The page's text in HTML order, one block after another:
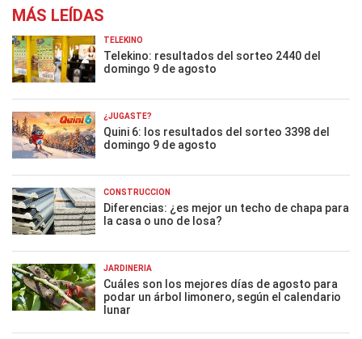
MÁS LEÍDAS
TELEKINO
Telekino: resultados del sorteo 2440 del
domingo 9 de agosto
¿JUGASTE?
Quini 6: los resultados del sorteo 3398 del
domingo 9 de agosto
CONSTRUCCIÓN
Diferencias: ¿es mejor un techo de chapa para
la casa o uno de losa?
JARDINERÍA
Cuáles son los mejores días de agosto para
podar un árbol limonero, según el calendario
lunar